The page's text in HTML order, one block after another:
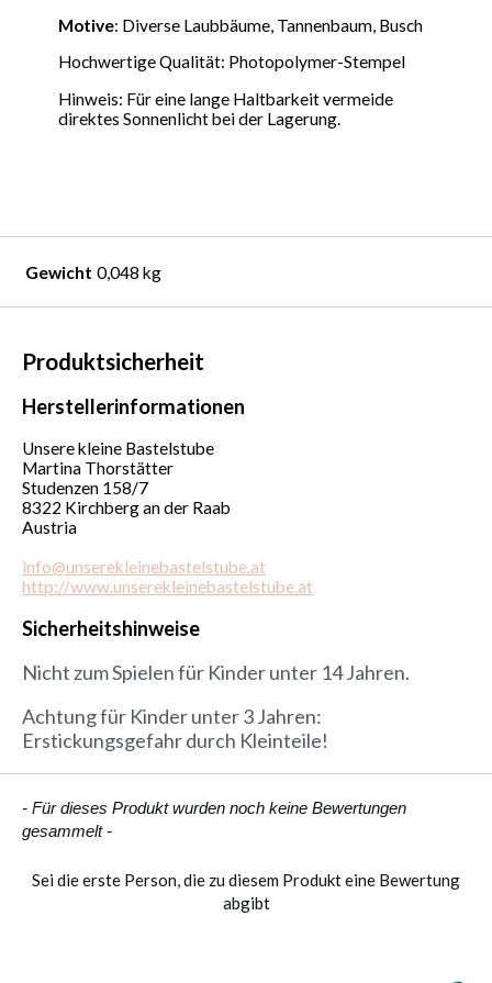
Motive: Diverse Laubbäume, Tannenbaum, Busch
Hochwertige Qualität: Photopolymer-Stempel
Hinweis: Für eine lange Haltbarkeit vermeide
direktes Sonnenlicht bei der Lagerung.
Gewicht 0,048 kg
Produktsicherheit
Herstellerinformationen
Unsere kleine Bastelstube
Martina Thorstätter
Studenzen 158/7
8322 Kirchberg an der Raab
Austria
info@unserekleinebastelstube.at
http://www.unserekleinebastelstube.at
Sicherheitshinweise
Nicht zum Spielen für Kinder unter 14 Jahren.
Achtung für Kinder unter 3 Jahren:
Erstickungsgefahr durch Kleinteile!
- Für dieses Produkt wurden noch keine Bewertungen
gesammelt -
Sei die erste Person, die zu diesem Produkt eine Bewertung
abgibt
New content loaded